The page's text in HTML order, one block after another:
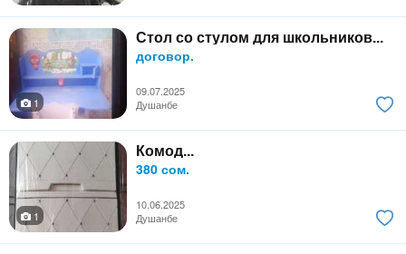
Стол со стулом для школьников...
договор.
09.07.2025
1
Душанбе
Комод...
380 сом.
10.06.2025
1
Душанбе